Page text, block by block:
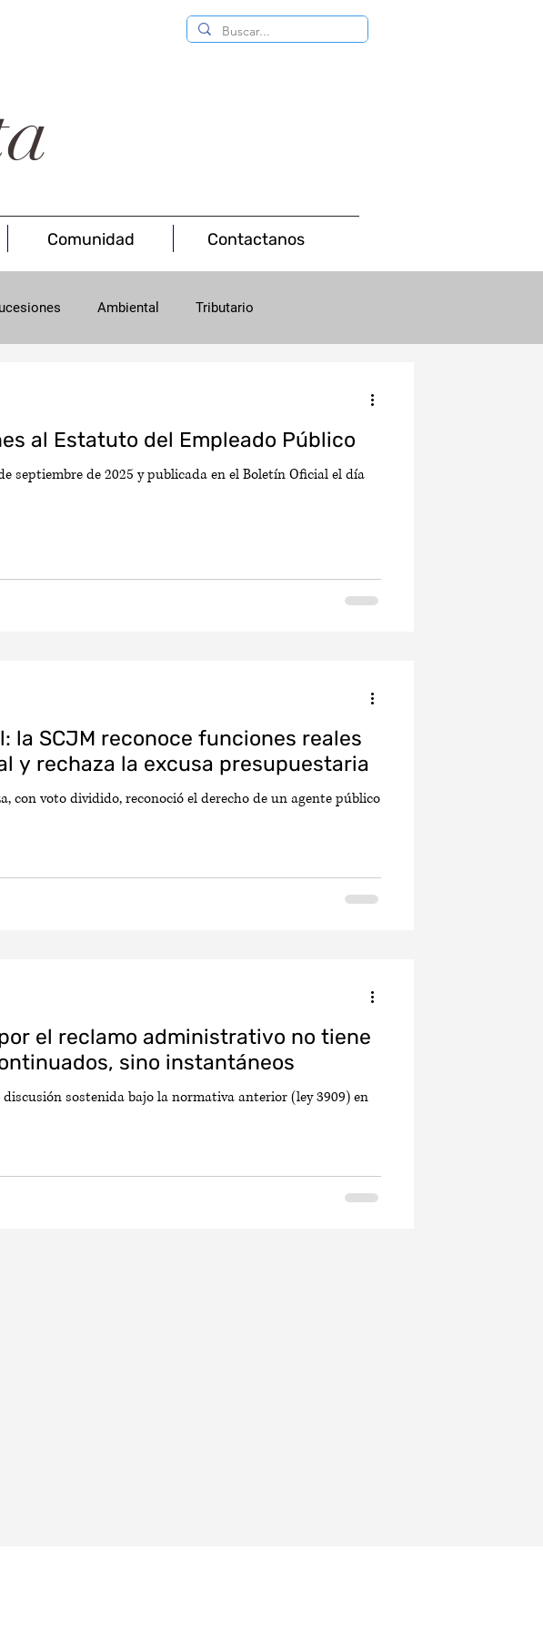
Comunidad Contactanos
Ambiental Tributario
al Estatuto del Empleado Público
septiembre de 2025 y publicada en el Boletín Oficial el día
la SCJM reconoce funciones reales
y rechaza la excusa presupuestaria
con voto dividido, reconoció el derecho de un agente público
el reclamo administrativo no tiene
sino instantáneos
sostenida bajo la normativa anterior (ley 3909) en